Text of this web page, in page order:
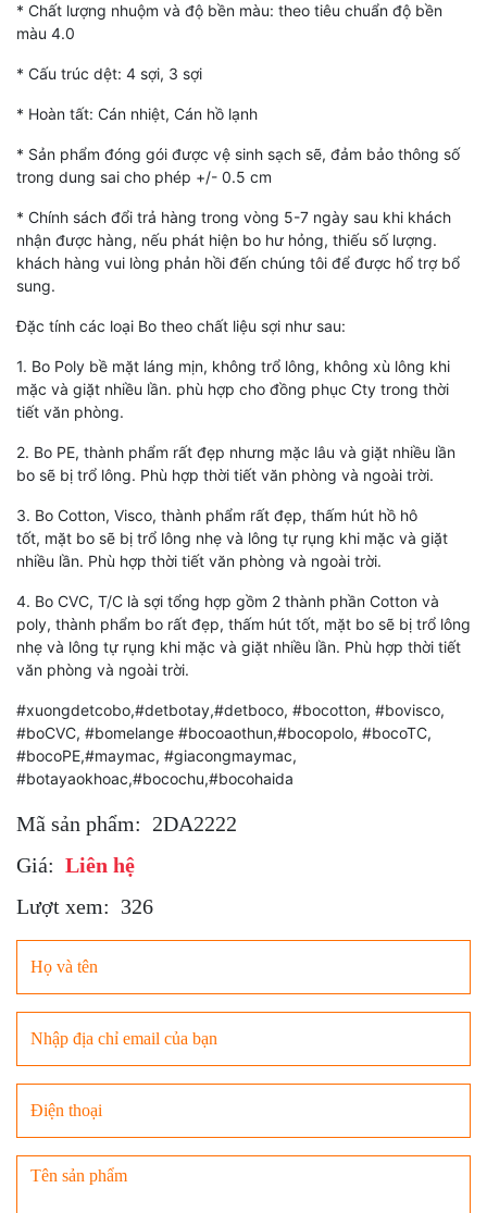
* Chất lượng nhuộm và độ bền màu: theo tiêu chuẩn độ bền
màu 4.0
* Cấu trúc dệt: 4 sợi, 3 sợi
* Hoàn tất: Cán nhiệt, Cán hồ lạnh
* Sản phẩm đóng gói được vệ sinh sạch sẽ, đảm bảo thông số
trong dung sai cho phép +/- 0.5 cm
* Chính sách đổi trả hàng trong vòng 5-7 ngày sau khi khách
nhận được hàng, nếu phát hiện bo hư hỏng, thiếu số lượng.
khách hàng vui lòng phản hồi đến chúng tôi để được hổ trợ bổ
sung.
Đặc tính các loại Bo theo chất liệu sợi như sau:
1. Bo Poly bề mặt láng mịn, không trổ lông, không xù lông khi
mặc và giặt nhiều lần. phù hợp cho đồng phục Cty trong thời
tiết văn phòng.
2. Bo PE, thành phẩm rất đẹp nhưng mặc lâu và giặt nhiều lần
bo sẽ bị trổ lông. Phù hợp thời tiết văn phòng và ngoài trời.
3. Bo Cotton, Visco, thành phẩm rất đẹp, thấm hút hồ hô
tốt, mặt bo sẽ bị trổ lông nhẹ và lông tự rụng khi mặc và giặt
nhiều lần. Phù hợp thời tiết văn phòng và ngoài trời.
4. Bo CVC, T/C là sợi tổng hợp gồm 2 thành phần Cotton và
poly, thành phẩm bo rất đẹp, thấm hút tốt, mặt bo sẽ bị trổ lông
nhẹ và lông tự rụng khi mặc và giặt nhiều lần. Phù hợp thời tiết
văn phòng và ngoài trời.
#xuongdetcobo,#detbotay,#detboco, #bocotton, #bovisco,
#boCVC, #bomelange #bocoaothun,#bocopolo, #bocoTC,
#bocoPE,#maymac, #giacongmaymac,
#botayaokhoac,#bocochu,#bocohaida
Mã sản phẩm: 2DA2222
Giá: Liên hệ
Lượt xem: 326